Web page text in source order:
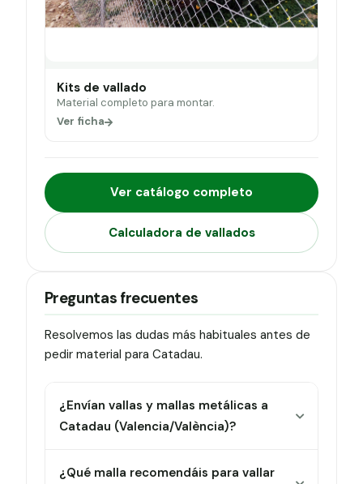
Kits de vallado
Material completo para montar.
Ver ficha
Ver catálogo completo
Calculadora de vallados
Preguntas frecuentes
Resolvemos las dudas más habituales antes de
pedir material para Catadau.
¿Envían vallas y mallas metálicas a
Catadau (Valencia/València)?
¿Qué malla recomendáis para vallar